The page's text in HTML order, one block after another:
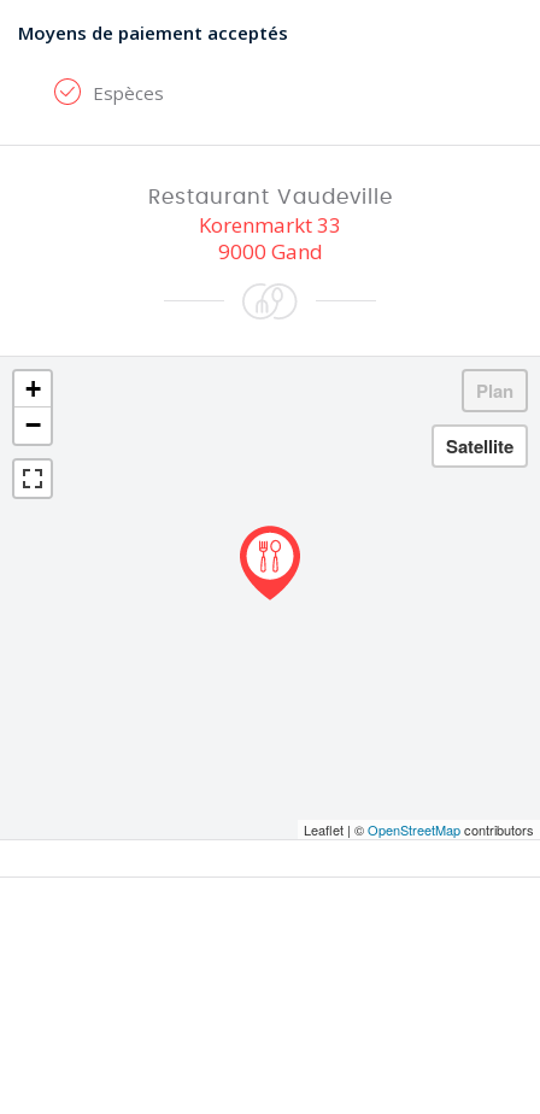
Moyens de paiement acceptés
Espèces
Restaurant Vaudeville
Korenmarkt 33
9000 Gand
+
−
Leaflet | ©OpenStreetMapcontributors